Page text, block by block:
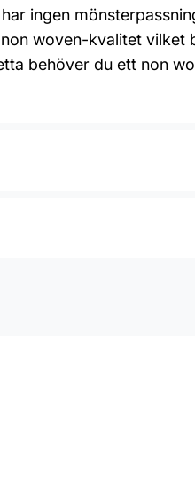
ingen
woven-kvalitet vilket
behöver du ett non